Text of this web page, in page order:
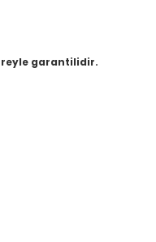
garantilidir.